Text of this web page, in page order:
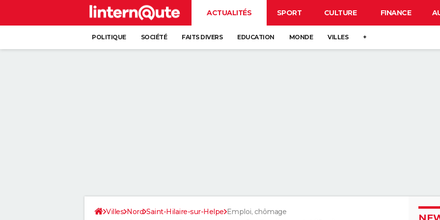
ACTUALITÉS SPORT CULTURE FINANCE
POLITIQUE SOCIÉTÉ FAITS DIVERS EDUCATION MONDE VILLES +
Villes Nord Saint-Hilaire-sur-Helpe Emploi, chômage